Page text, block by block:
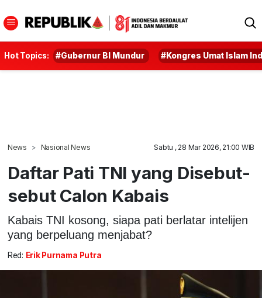
Hot Topics: #Gubernur BI Mundur #Kongres Umat Islam
News Nasional News Sabtu , 28 Mar 2026, 21:00 WIB
Daftar Pati TNI yang Disebut-
sebut Calon Kabais
Kabais TNI kosong, siapa pati berlatar intelijen
yang berpeluang menjabat?
Red: Erik Purnama Putra